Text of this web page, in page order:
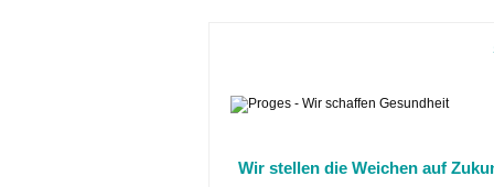
Wir stellen die Weichen auf